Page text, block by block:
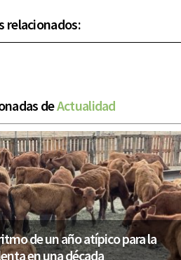
relacionados:
deActualidad
de un año atípico para la
en una década